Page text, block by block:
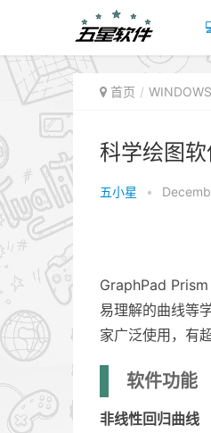
首页 WINDOWS
科学绘图
五小星 •
GraphPad
易理解的曲线等
家广泛使用，有
软件功能
非线性回归曲线